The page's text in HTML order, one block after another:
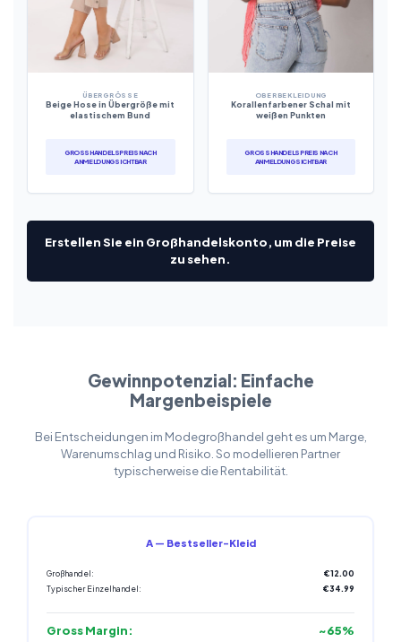
ÜBERGRÖSSE
Beige Hose in Übergröße mit
elastischem Bund
GROSSHANDELSPREIS NACH A
NMELDUNG SICHTBAR
OBERBEKLEIDUNG
Korallenfarbener Schal mit
weißen Punkten
GROSSHANDELSPREIS NACH A
NMELDUNG SICHTBAR
Erstellen Sie ein Großhandelskonto, um die Preise
zu sehen.
Gewinnpotenzial: Einfache
Margenbeispiele
Bei Entscheidungen im Modegroßhandel geht es um Marge,
Warenumschlag und Risiko. So modellieren Partner
typischerweise die Rentabilität.
A — Bestseller-Kleid
Großhandel:
€12.00
Typischer Einzelhandel:
€34.99
Gross Margin: ~65%